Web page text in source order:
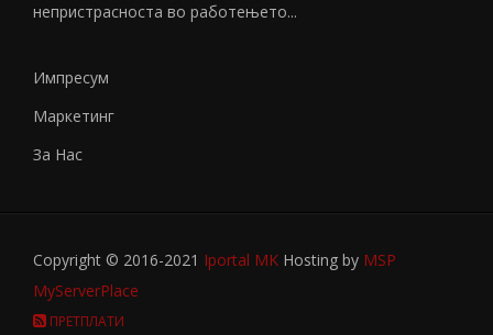
непристрасноста во работењето...
Импресум
Маркетинг
За Нас
Copyright © 2016-2021 Iportal MK Hosting by MSP
MyServerPlace
ПРЕТПЛАТИ